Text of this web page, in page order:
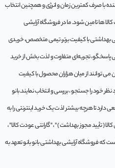
با صرف کمترین زمان و انرژی و همچنین انتخاب
ها تامین شود. ما در فروشگاه آرایشی
بهداشتی با کیفیت برتر، تیمی متخصص، خریدی
پاسخگو، تجربه‌ای متفاوت و لذت بخش از خرید
می توانند از ميان هزاران محصول با کيفيت
خود را جستجو ، بررسی و انتخاب نمايند.بانو
دارد تا هرچه بیشتر لذت یک خرید اینترنتی را به
تأیید مجوز بهداشت ) " ، "گارانتی عودت کالا" ،
فروشگاه آرایشی بهداشتی بانو بانو تعهد به